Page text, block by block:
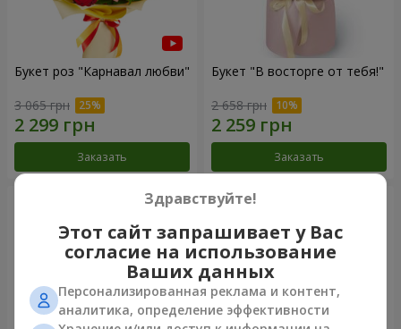
Букет роз "Карнавал любви"
3 065 грн
Заказать
Букет "В восторге от тебя!"
2 658 грн
Заказать
Здравствуйте!
Этот сайт запрашивает у Вас
согласие на использование
Ваших данных
Персонализированная реклама и контент,
аналитика, определение эффективности